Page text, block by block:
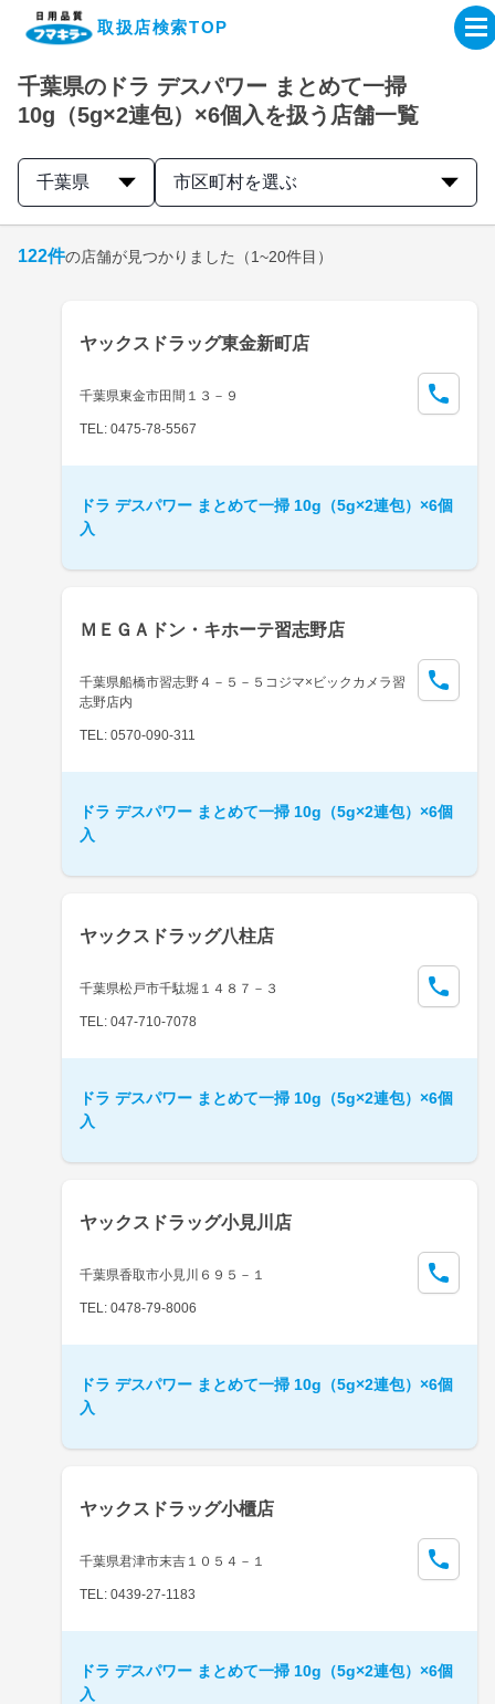
取扱店検索TOP
企業・IR情報サイト
製品情報サイト
取扱店検索はこちら
千葉県のドラ デスパワー まとめて一掃
10g（5g×2連包）×6個入を扱う店舗一覧
千葉県 市区町村を選ぶ
122件の店舗が見つかりました （1~20件目）
ヤックスドラッグ東金新町店
千葉県東金市田間１３－９
TEL: 0475-78-5567
ドラ デスパワー まとめて一掃 10g（5g×2連包）×6個
入
ＭＥＧＡドン・キホーテ習志野店
千葉県船橋市習志野４－５－５コジマ×ビックカメラ習
志野店内
TEL: 0570-090-311
ドラ デスパワー まとめて一掃 10g（5g×2連包）×6個
入
ヤックスドラッグ八柱店
千葉県松戸市千駄堀１４８７－３
TEL: 047-710-7078
ドラ デスパワー まとめて一掃 10g（5g×2連包）×6個
入
ヤックスドラッグ小見川店
千葉県香取市小見川６９５－１
TEL: 0478-79-8006
ドラ デスパワー まとめて一掃 10g（5g×2連包）×6個
入
ヤックスドラッグ小櫃店
千葉県君津市末吉１０５４－１
TEL: 0439-27-1183
ドラ デスパワー まとめて一掃 10g（5g×2連包）×6個
入